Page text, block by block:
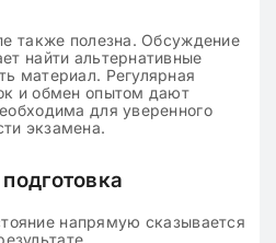
также полезна. Обсуждение
найти альтернативные
материал. Регулярная
и обмен опытом дают
для уверенного
экзамена.